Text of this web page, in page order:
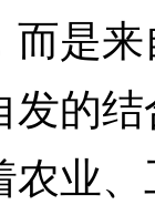
而是
发的
农业